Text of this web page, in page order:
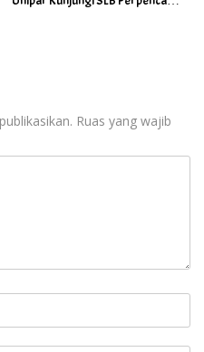
Ruas yang wajib